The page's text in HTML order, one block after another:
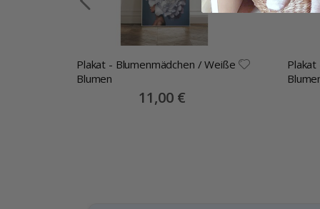
Plakat - Blumenmädchen / Weiße
Blumen
Special
Price
11,00 €